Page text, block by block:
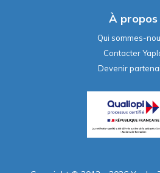
À propos
Qui sommes-
Contacter
Devenir